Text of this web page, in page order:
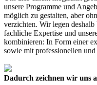
unsere Programme und
möglich zu gestalten, aber
verzichten. Wir legen deshalb
fachliche Expertise und
kombinieren: In Form einer
sowie mit professionellen
Dadurch zeichnen wir uns